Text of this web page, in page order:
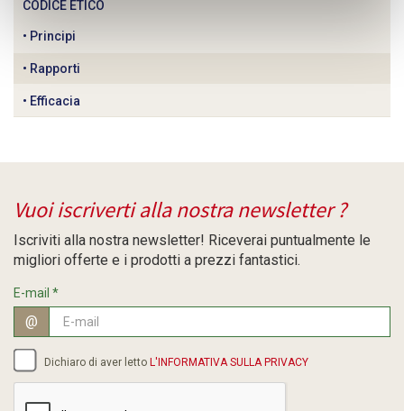
CODICE ETICO
Principi
Rapporti
Efficacia
Vuoi iscriverti alla nostra newsletter ?
Iscriviti alla nostra newsletter! Riceverai puntualmente le
migliori offerte e i prodotti a prezzi fantastici.
E-mail *
@
Dichiaro di aver letto L'INFORMATIVA SULLA PRIVACY